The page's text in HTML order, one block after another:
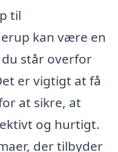
til
kan være en
står overfor
er vigtigt at få
at sikre, at
og hurtigt.
der tilbyder